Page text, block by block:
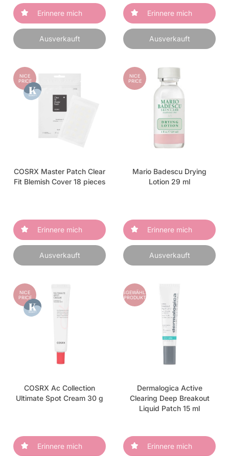
Erinnere mich
Ausverkauft
Erinnere mich
Ausverkauft
NICE
PRICE
COSRX Master Patch Clear
Fit Blemish Cover 18 pieces
Erinnere mich
Ausverkauft
NICE
PRICE
Mario Badescu Drying
Lotion 29 ml
Erinnere mich
Ausverkauft
NICE
PRICE
COSRX Ac Collection
Ultimate Spot Cream 30 g
Erinnere mich
AUSGEWÄHLTES
PRODUKT
Dermalogica Active
Clearing Deep Breakout
Liquid Patch 15 ml
Erinnere mich